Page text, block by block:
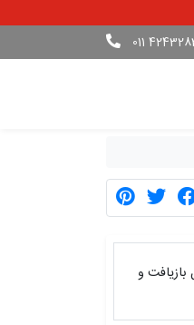
42432831
بازیافت و